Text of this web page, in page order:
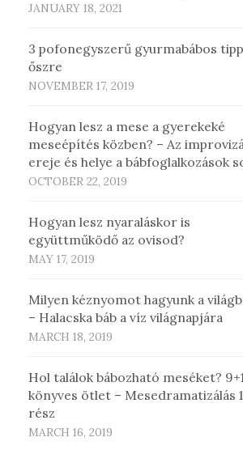
JANUARY 18, 2021
3 pofonegyszerű gyurmabábos tipp
őszre
NOVEMBER 17, 2019
Hogyan lesz a mese a gyerekeké
meseépítés közben? – Az
ereje és helye a bábfoglalkozások
OCTOBER 22, 2019
Hogyan lesz nyaraláskor is
együttműködő az ovisod?
MAY 17, 2019
Milyen kéznyomot hagyunk a
– Halacska báb a víz világnapjára
MARCH 18, 2019
Hol találok bábozható meséket? 9+1
könyves ötlet – Mesedramatizálás
rész
MARCH 16, 2019